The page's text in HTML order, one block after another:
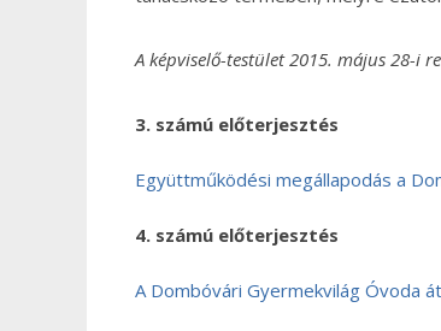
A képviselő-testület 2015. május 28-i
3. számú előterjesztés
Együttműködési megállapodás a
4. számú előterjesztés
A Dombóvári Gyermekvilág Óvoda